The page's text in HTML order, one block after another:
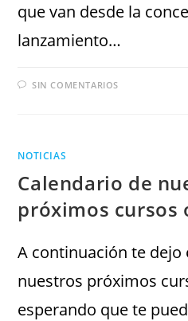
que van desde la
lanzamiento…
SIN COMENTARIOS
NOTICIAS
Calendario de
próximos cursos
A continuación te dejo
nuestros próximos
esperando que te